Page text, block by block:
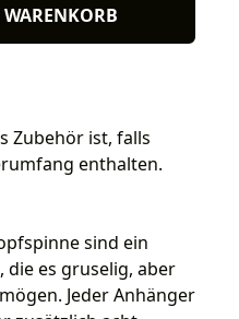
Zubehör ist, falls
enthalten.
sind ein
es gruselig, aber
Jeder Anhänger